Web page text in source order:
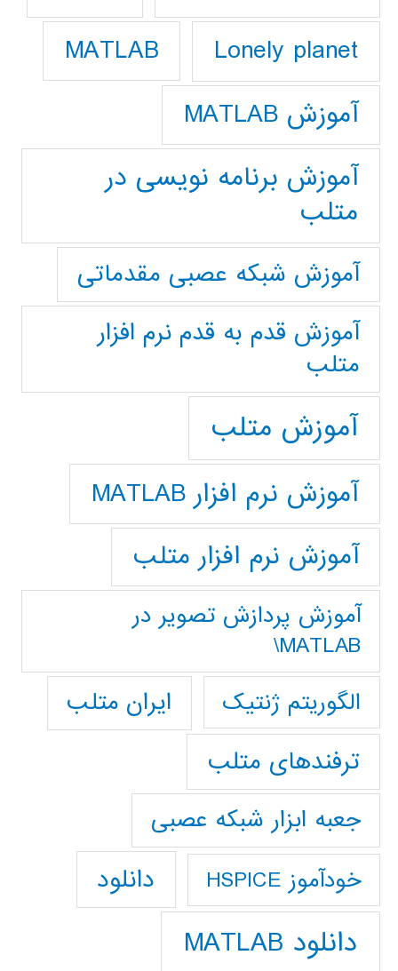
Lonely planet
MATLAB
آموزش MATLAB
آموزش برنامه نویسی در
متلب
آموزش شبکه عصبی مقدماتی
آموزش قدم به قدم نرم افزار
متلب
آموزش متلب
آموزش نرم افزار MATLAB
آموزش نرم افزار متلب
آموزش پردازش تصوير در
MATLAB\
الگوریتم ژنتیک
ایران متلب
ترفندهای متلب
جعبه ابزار شبکه عصبی
خودآموز HSPICE دانلود
دانلود MATLAB